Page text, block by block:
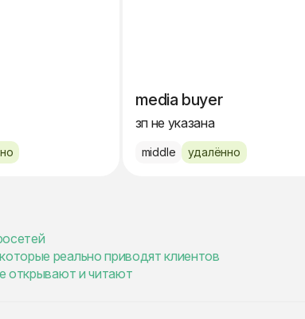
media buyer
зп не указана
middle удалённо
реально приводят клиентов
открывают и читают